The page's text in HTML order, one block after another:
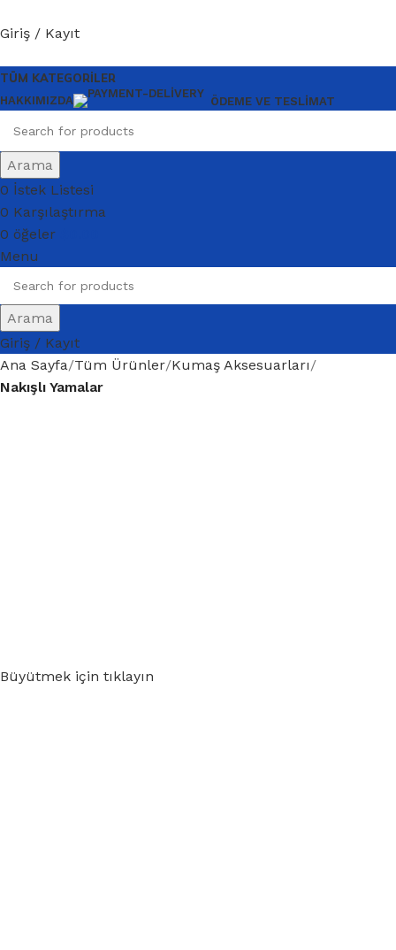
Giriş / Kayıt
TÜM KATEGORILER
HAKKIMIZDA ÖDEME VE TESLIMAT
Arama
0 İstek Listesi
0 Karşılaştırma
0 öğeler
Menu
Arama
Giriş / Kayıt
Ana Sayfa Tüm Ürünler Kumaş Aksesuarları
Nakışlı Yamalar
Büyütmek için tıklayın